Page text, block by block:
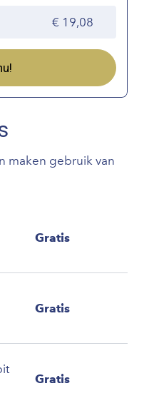
19,08
maken gebruik van
Gratis
Gratis
Gratis